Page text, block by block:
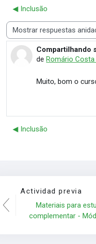
◀︎ Inclusão
Mostrar modo
Compartilhando
deRomário Costa
Número de
Muito, bom o
◀︎ Inclusão
Actividad previa
Materiais para
complementar -